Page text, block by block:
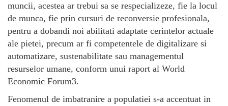
muncii, acestea ar trebui sa se respecializeze, fie la locul
de munca, fie prin cursuri de reconversie profesionala,
pentru a dobandi noi abilitati adaptate cerintelor actuale
ale pietei, precum ar fi competentele de digitalizare si
automatizare, sustenabilitate sau managementul
resurselor umane, conform unui raport al World
Economic Forum3.
Fenomenul de imbatranire a populatiei s-a accentuat in